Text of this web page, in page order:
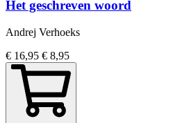
Het geschreven woord
Andrej Verhoeks
€ 16,95 € 8,95